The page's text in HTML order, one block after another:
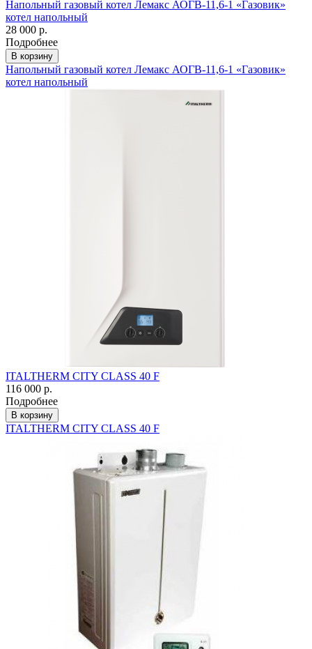
Напольный газовый котел Лемакс АОГВ-11,6-1 «Газовик»
котел напольный
28 000 р.
Подробнее
В корзину
Напольный газовый котел Лемакс АОГВ-11,6-1 «Газовик»
котел напольный
ITALTHERM CITY CLASS 40 F
116 000 р.
Подробнее
В корзину
ITALTHERM CITY CLASS 40 F